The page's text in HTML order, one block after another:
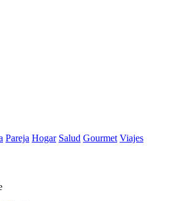
Pareja Hogar Salud Gourmet Viajes